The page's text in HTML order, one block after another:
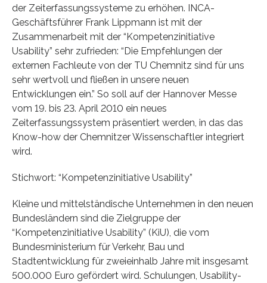
der Zeiterfassungssysteme zu erhöhen. INCA-
Geschäftsführer Frank Lippmann ist mit der
Zusammenarbeit mit der “Kompetenzinitiative
Usability” sehr zufrieden: “Die Empfehlungen der
externen Fachleute von der TU Chemnitz sind für uns
sehr wertvoll und fließen in unsere neuen
Entwicklungen ein.” So soll auf der Hannover Messe
vom 19. bis 23. April 2010 ein neues
Zeiterfassungssystem präsentiert werden, in das das
Know-how der Chemnitzer Wissenschaftler integriert
wird.
Stichwort: “Kompetenzinitiative Usability”
Kleine und mittelständische Unternehmen in den neuen
Bundesländern sind die Zielgruppe der
“Kompetenzinitiative Usability” (KiU), die vom
Bundesministerium für Verkehr, Bau und
Stadtentwicklung für zweieinhalb Jahre mit insgesamt
500.000 Euro gefördert wird. Schulungen, Usability-